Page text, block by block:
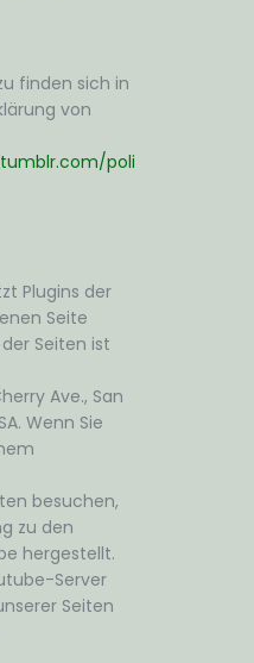
finden sich in
von
poli
Plugins der
Seite
Seiten ist
Ave., San
Wenn Sie
besuchen,
zu den
hergestellt.
Server
Seiten